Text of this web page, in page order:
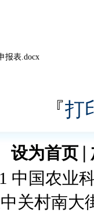
报表.docx
『打
设为首页
中国农业
关村南大